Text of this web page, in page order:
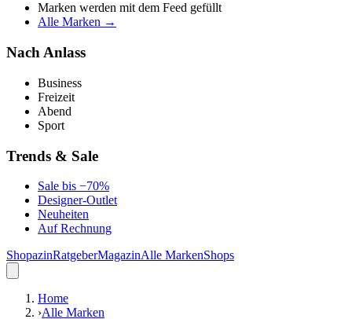
Marken werden mit dem Feed gefüllt
Alle Marken →
Nach Anlass
Business
Freizeit
Abend
Sport
Trends & Sale
Sale bis −70%
Designer-Outlet
Neuheiten
Auf Rechnung
ShopazinRatgeberMagazinAlle MarkenShops
Home
›Alle Marken